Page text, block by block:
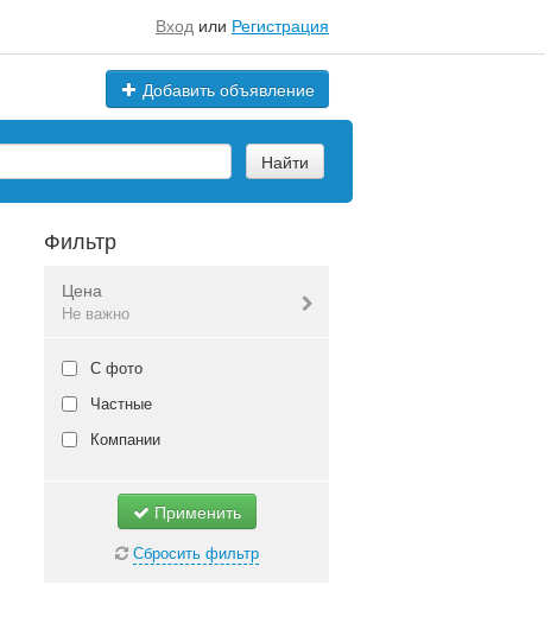
Вход или Регистрация
Добавить объявление
Найти
Фильтр
Цена
Не важно
Валюта:руб.
С фото
Частные
Компании
Применить
Сбросить фильтр